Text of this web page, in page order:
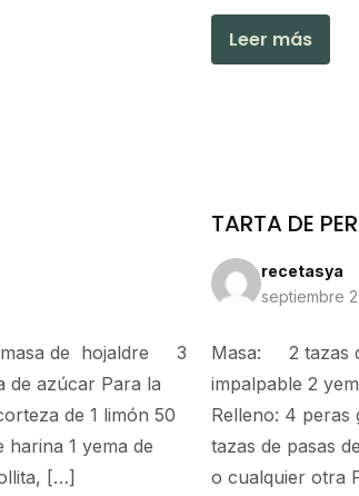
Leer más
masa de hojaldre 3
de azúcar Para la
de 1 limón 50
1 yema de
[…]
TARTA DE
recetasya
septiembre
Masa: 2 tazas
impalpable 2
Relleno: 4 peras
tazas de pasas
o cualquier otra